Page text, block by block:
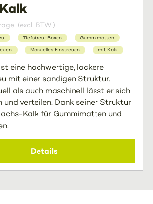
(excl. BTW.)
Tiefstreu-Boxen Gummimatten
Manuelles Einstreuen mit Kalk
eine hochwertige, lockere
mit einer sandigen Struktur.
als auch maschinell lässt er sich
und verteilen. Dank seiner Struktur
Kalk für Gummimatten und
Details